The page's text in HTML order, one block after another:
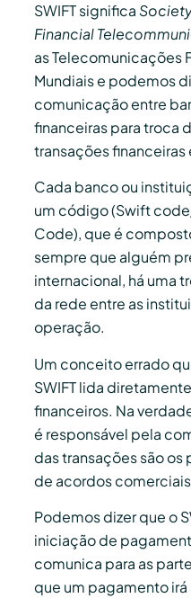
SWIFT significa
Financial
as Telecomunicações
Mundiais e podemos
comunicação entre
financeiras para troca
transações
Cada banco ou
um código (Swift
Code), que é
sempre que alguém
internacional, há uma
da rede entre as
operação.
Um conceito errado
SWIFT lida
financeiros. Na
é responsável pela
das transações são
de acordos
Podemos dizer que o
iniciação de
comunica para as
que um pagamento